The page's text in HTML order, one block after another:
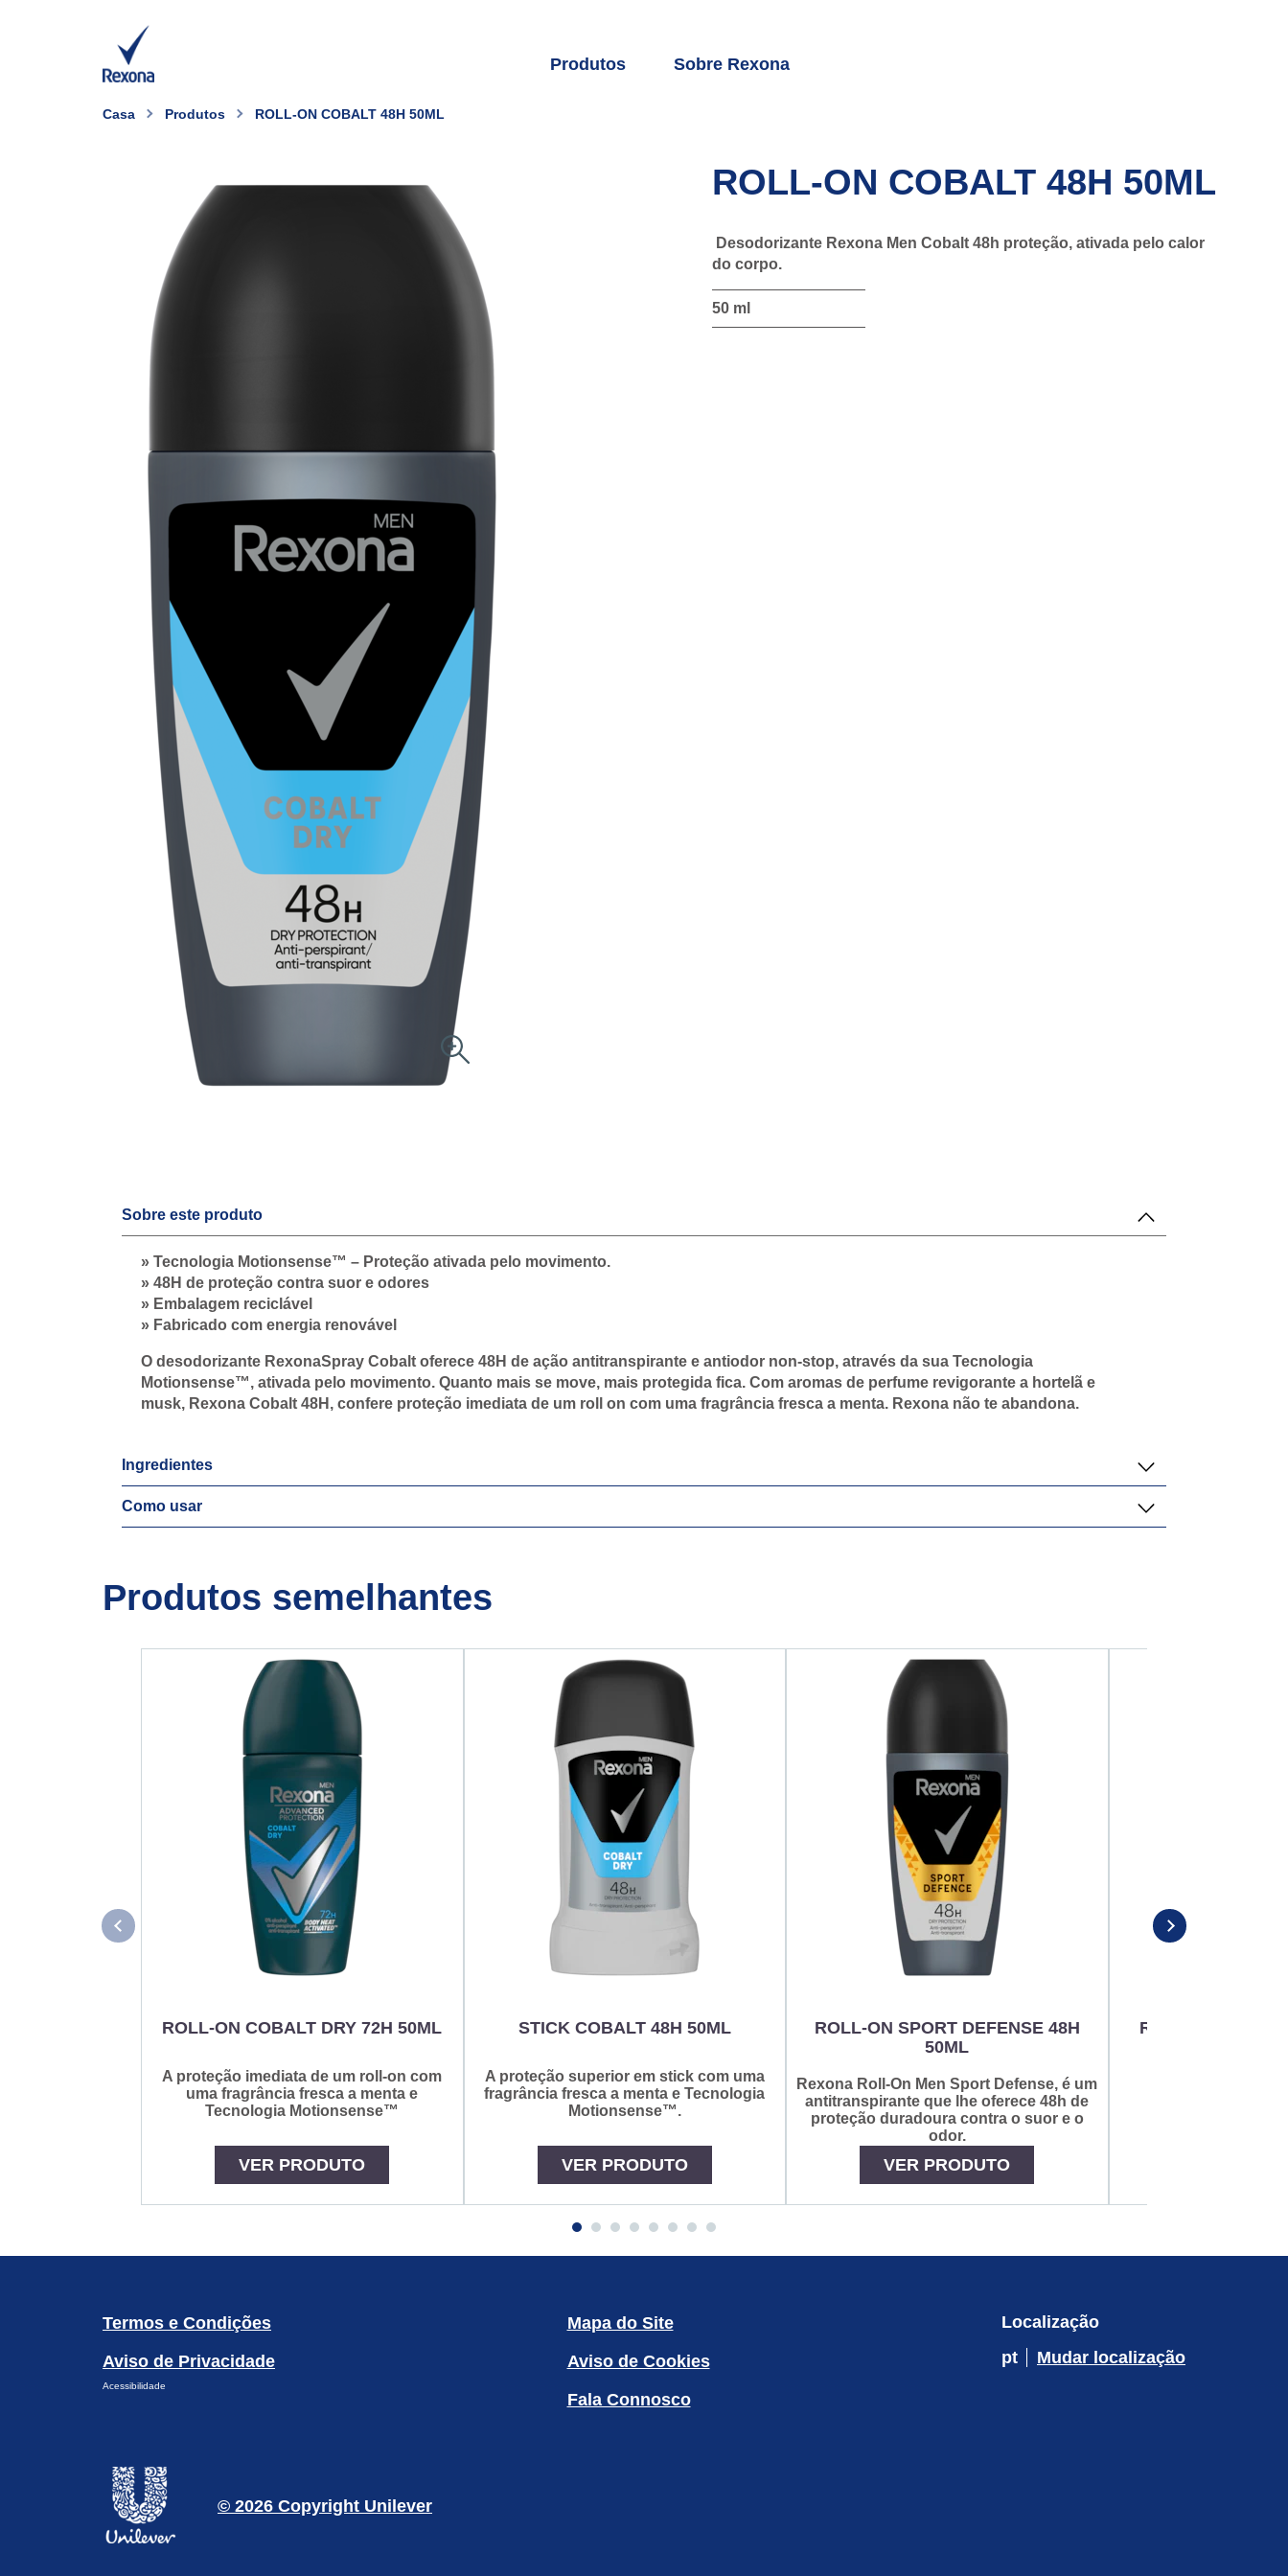
Produtos Sobre Rexona
Casa Produtos ROLL-ON COBALT 48H 50ML
ROLL-ON COBALT 48H 50ML
Desodorizante Rexona Men Cobalt 48h proteção, ativada pelo calor
do corpo.
50 ml
Sobre este produto
» Tecnologia Motionsense™ – Proteção ativada pelo movimento.
» 48H de proteção contra suor e odores
» Embalagem reciclável
» Fabricado com energia renovável
O desodorizante RexonaSpray Cobalt oferece 48H de ação antitranspirante e antiodor non-stop, através da sua Tecnologia
Motionsense™, ativada pelo movimento. Quanto mais se move, mais protegida fica. Com aromas de perfume revigorante a hortelã e
musk, Rexona Cobalt 48H, confere proteção imediata de um roll on com uma fragrância fresca a menta. Rexona não te abandona.
Ingredientes
Como usar
Produtos semelhantes
ROLL-ON COBALT DRY 72H 50ML
A proteção imediata de um roll-on com
uma fragrância fresca a menta e
Tecnologia Motionsense™
VER PRODUTO
STICK COBALT 48H 50ML
A proteção superior em stick com uma
fragrância fresca a menta e Tecnologia
Motionsense™.
VER PRODUTO
ROLL-ON SPORT DEFENSE 48H
50ML
Rexona Roll-On Men Sport Defense, é um
antitranspirante que lhe oferece 48h de
proteção duradoura contra o suor e o
odor.
VER PRODUTO
ROLL-ON
Termos e Condições
Aviso de Privacidade
Acessibilidade
Mapa do Site
Aviso de Cookies
Definições de Cookies
Localização
pt
Mudar localização